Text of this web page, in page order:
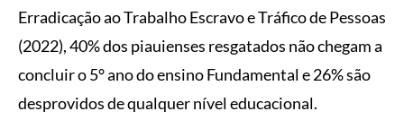
Erradicação ao Trabalho Escravo e Tráfico de Pessoas
(2022), 40% dos piauienses resgatados não chegam a
concluir o 5° ano do ensino Fundamental e 26% são
desprovidos de qualquer nível educacional.